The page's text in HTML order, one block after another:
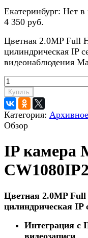
Екатеринбург: Нет в
4 350 руб.
Цветная 2.0MP Full
цилиндрическая IP
видеонаблюдения
Купить
Категория:
Обзор
IP камера
Цветная 2.0MP Full
цилиндрическая IP
Интеграция с
видеозаписи